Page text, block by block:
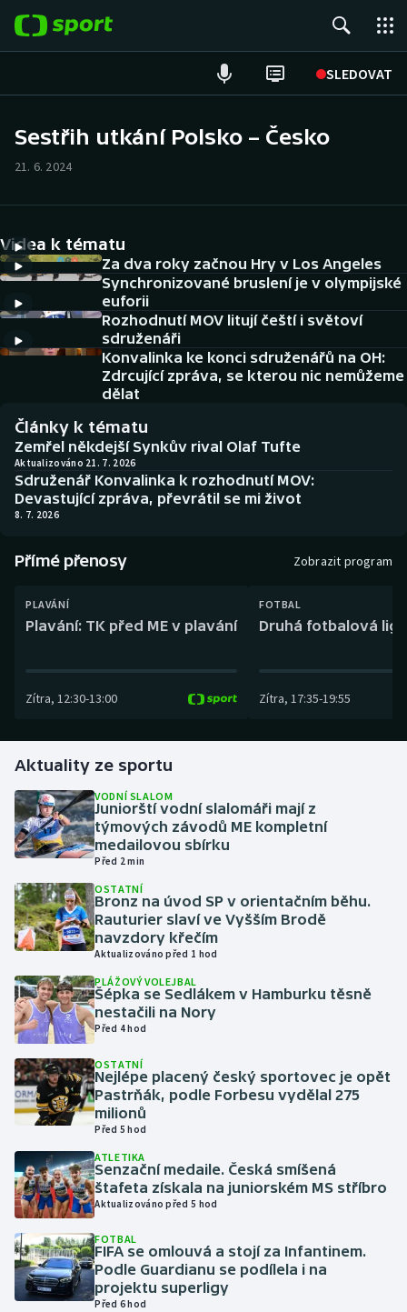
SLEDOVAT
Hokej
Tenis
Atletika
DALŠÍ SPORTY
Americký fotbal
Baseball a softbal
Basketbal
Biatlon
Boby a skeleton
Box
Futsal
Golf
Gymnastika
Házená
Jezdectví
Judo
Krasobruslení
Lezení
Lyže a snowboard
Moderní pětiboj
Motorsport
Olympijské hry
Parasport
NEPŘEHLÉDNĚTE
Soutěže
Historické návraty
Aplikace ČT sport
AZ kvíz
Sestřih utkání Polsko – Česko
21. 6. 2024
Videa k tématu
Za dva roky začnou Hry v Los Angeles
Synchronizované bruslení je v olympijské
euforii
Rozhodnutí MOV litují čeští i světoví
sdruženáři
Konvalinka ke konci sdruženářů na OH:
Zdrcující zpráva, se kterou nic nemůžeme
dělat
Články k tématu
Zemřel někdejší Synkův rival Olaf Tufte
Aktualizováno 21. 7. 2026
Sdruženář Konvalinka k rozhodnutí MOV:
Devastující zpráva, převrátil se mi život
8. 7. 2026
Přímé přenosy Zobrazit program
PLAVÁNÍ
Plavání: TK před ME v plavání
Zítra, 12:30-13:00
FOTBAL
Druhá fotbalová
Zítra, 17:35-19:55
Aktuality ze sportu
VODNÍ SLALOM
Juniorští vodní slalomáři mají z
týmových závodů ME kompletní
medailovou sbírku
Před 2 min
OSTATNÍ
Bronz na úvod SP v orientačním běhu.
Rauturier slaví ve Vyšším Brodě
navzdory křečím
Aktualizováno před 1 hod
PLÁŽOVÝ VOLEJBAL
Šépka se Sedlákem v Hamburku těsně
nestačili na Nory
Před 4 hod
OSTATNÍ
Nejlépe placený český sportovec je opět
Pastrňák, podle Forbesu vydělal 275
milionů
Před 5 hod
ATLETIKA
Senzační medaile. Česká smíšená
štafeta získala na juniorském MS stříbro
Aktualizováno před 5 hod
FOTBAL
FIFA se omlouvá a stojí za Infantinem.
Podle Guardianu se podílela i na
projektu superligy
Před 6 hod